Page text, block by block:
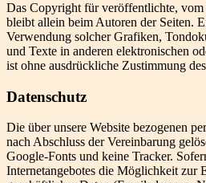
Das Copyright für veröffentlichte,
bleibt allein beim Autoren der Seiten.
Verwendung solcher Grafiken,
und Texte in anderen elektronischen
ist ohne ausdrückliche Zustimmung
Datenschutz
Die über unsere Website bezogenen
nach Abschluss der Vereinbarung
Google-Fonts und keine Tracker.
Internetangebotes die Möglichkeit zur